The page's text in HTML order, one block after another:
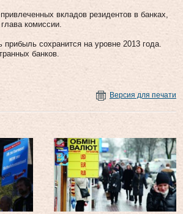
вкладов резидентов в банках,
комиссии.
сохранится на уровне 2013 года.
банков.
Версия для печати